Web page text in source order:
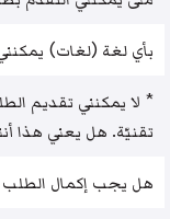
بأي لغة (لغات)
* لا يمكنني تقديم
تقنيّة. هل يعني هذا
هل يجب إكمال الطلب